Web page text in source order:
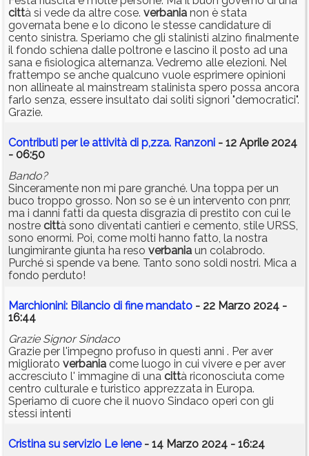
città si vede da altre cose. verbania non è stata
governata bene e lo dicono le stesse candidature di
cento sinistra. Speriamo che gli stalinisti alzino finalmente
il fondo schiena dalle poltrone e lascino il posto ad una
sana e fisiologica alternanza. Vedremo alle elezioni. Nel
frattempo se anche qualcuno vuole esprimere opinioni
non allineate al mainstream stalinista spero possa ancora
farlo senza, essere insultato dai soliti signori "democratici".
Grazie.
Contributi per le attività di p,zza. Ranzoni - 12 Aprile 2024
- 06:50
Bando?
Sinceramente non mi pare granché. Una toppa per un
buco troppo grosso. Non so se è un intervento con pnrr,
ma i danni fatti da questa disgrazia di prestito con cui le
nostre città sono diventati cantieri e cemento, stile URSS,
sono enormi. Poi, come molti hanno fatto, la nostra
lungimirante giunta ha reso verbania un colabrodo.
Purché sì spende va bene. Tanto sono soldi nostri. Mica a
fondo perduto!
Marchionini: Bilancio di fine mandato - 22 Marzo 2024 -
16:44
Grazie Signor Sindaco
Grazie per l'impegno profuso in questi anni . Per aver
migliorato verbania come luogo in cui vivere e per aver
accresciuto l' immagine di una città riconosciuta come
centro culturale e turistico apprezzata in Europa.
Speriamo di cuore che il nuovo Sindaco operi con gli
stessi intenti
Cristina su servizio Le Iene- 14 Marzo 2024 - 16:24